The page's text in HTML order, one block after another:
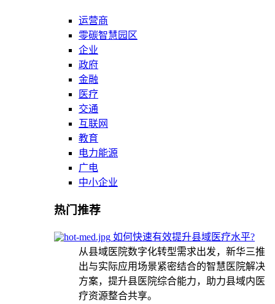
运营商
零碳智慧园区
企业
政府
金融
医疗
交通
互联网
教育
电力能源
广电
中小企业
热门推荐
如何快速有效提升县域医疗水平?
从县域医院数字化转型需求出发，新华三推
出与实际应用场景紧密结合的智慧医院解决
方案，提升县医院综合能力，助力县域内医
疗资源整合共享。